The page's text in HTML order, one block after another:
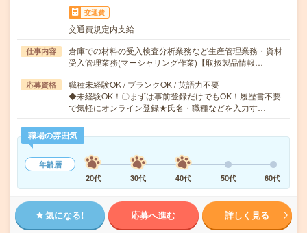
交通費
交通費規定内支給
仕事内容
倉庫での材料の受入検査分析業務など生産管理業務・資材
受入管理業務(マーシャリング作業)【取扱製品情報…
応募資格
職種未経験OK / ブランクOK / 英語力不要
◆未経験OK！〇まずは事前登録だけでもOK！履歴書不要
で気軽にオンライン登録★氏名・職種などを入力す…
職場の雰囲気
年齢層
20代
30代 40代 50代 60代
気になる! 応募へ進む 詳しく見る